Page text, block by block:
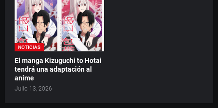
NOTICIAS
El manga Kizuguchi to Hotai
tendrá una adaptación al
anime
Julio 13, 2026